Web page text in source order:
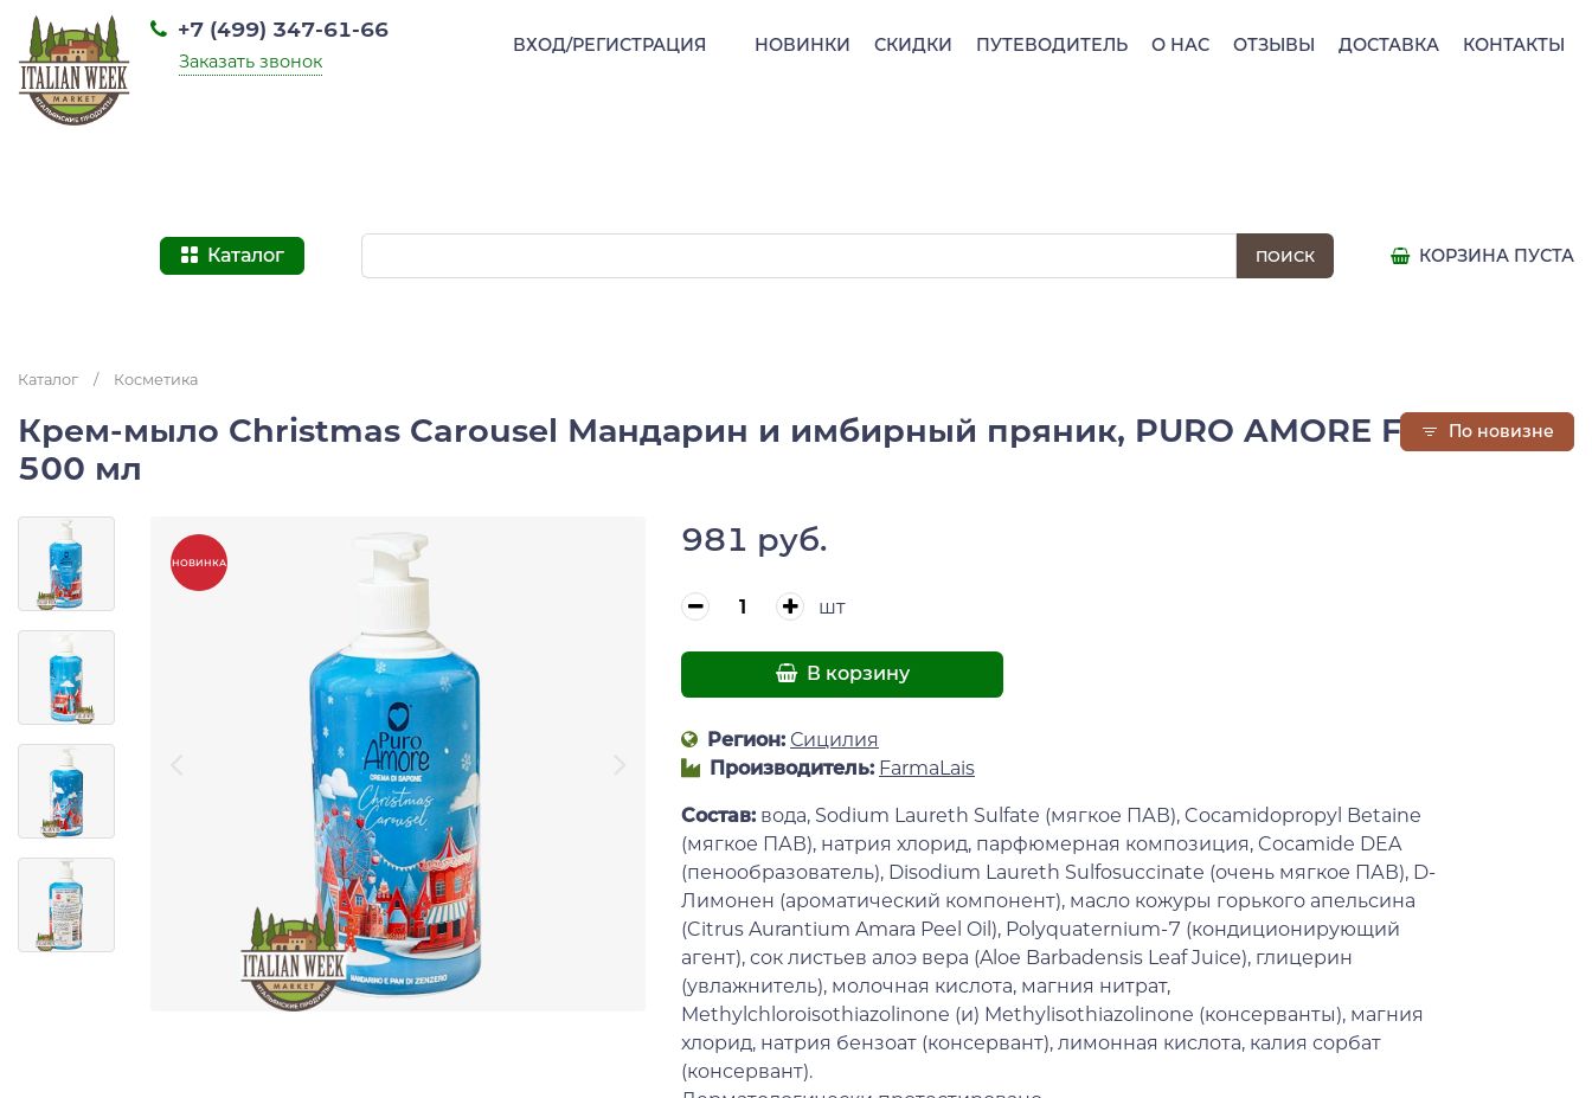
НОВИНКИ СКИДКИ ПУТЕВОДИТЕЛЬ О НАС ОТЗЫВЫ ДОСТАВКА КОНТАКТЫ
+7 (499) 347-61-66
Заказать звонок
ВХОД/РЕГИСТРАЦИЯ
Каталог КОРЗИНА ПУСТА
Каталог / Косметика
Крем-мыло Christmas Carousel Мандарин и имбирный пряник, PURO AMORE FarmaLais,
500 мл
НОВИНКА
981 руб.
шт
В корзину
Регион: Сицилия
Производитель: FarmaLais
Состав: вода, Sodium Laureth Sulfate (мягкое ПАВ), Cocamidopropyl Betaine
(мягкое ПАВ), натрия хлорид, парфюмерная композиция, Cocamide DEA
(пенообразователь), Disodium Laureth Sulfosuccinate (очень мягкое ПАВ), D-
Лимонен (ароматический компонент), масло кожуры горького апельсина
(Citrus Aurantium Amara Peel Oil), Polyquaternium-7 (кондиционирующий
агент), сок листьев алоэ вера (Aloe Barbadensis Leaf Juice), глицерин
(увлажнитель), молочная кислота, магния нитрат,
Methylchloroisothiazolinone (и) Methylisothiazolinone (консерванты), магния
хлорид, натрия бензоат (консервант), лимонная кислота, калия сорбат
(консервант).
По новизне